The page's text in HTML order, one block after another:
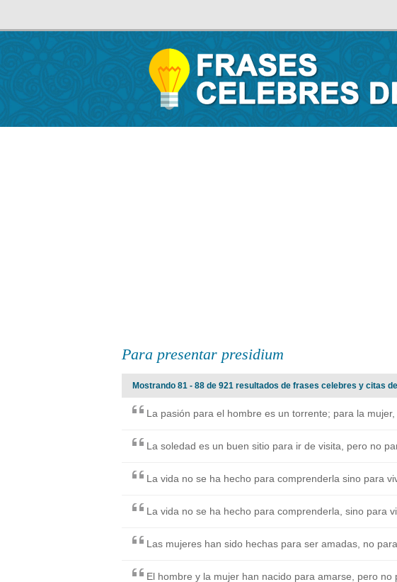
Para presentar presidium
Mostrando 81 - 88 de 921 resultados de frases celebres y citas
La pasión para el hombre es un torrente; para la mujer,
La soledad es un buen sitio para ir de visita, pero no
La vida no se ha hecho para comprenderla sino para
La vida no se ha hecho para comprenderla, sino para
Las mujeres han sido hechas para ser amadas, no
El hombre y la mujer han nacido para amarse, pero no